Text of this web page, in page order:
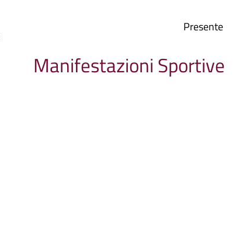
Presente
Manifestazioni Sportive